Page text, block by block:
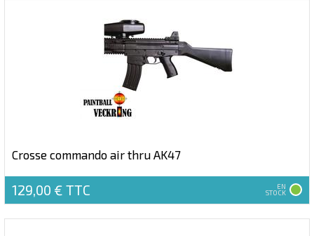
Crosse commando air thru AK47
129,00 € TTC EN
STOCK